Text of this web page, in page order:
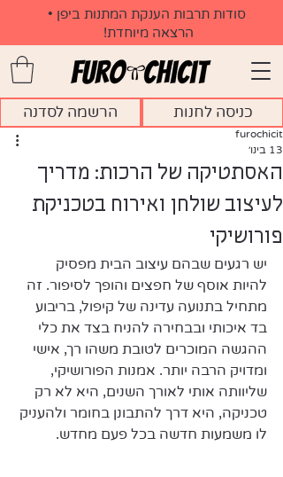
הרשמה לסדנה
​סודות תרבות הענקת המתנות ביפן •
הרצאה מיוחדת!
כניסה לחנות
האסתטיקה של הרכות: מדריך
לעיצוב שולחן ואירוח בטכניקת
פורושיקי
furochicit
13 בינו׳
יש רגעים שבהם עיצוב הבית מפסיק
להיות אוסף של חפצים והופך לסיפור. זה
מתחיל בתנועה עדינה של קיפול, בריבוע
בד איכותי ובבחירה להניח בצד את כלי
ההגשה המוכרים לטובת משהו רך, אישי
ומדויק הרבה יותר. אמנות הפורושיקי,
שליוותה אותי לאורך השנים, היא לא רק
טכניקה, היא דרך להתבונן בחומר ולהעניק
לו משמעות חדשה בכל פעם מחדש.